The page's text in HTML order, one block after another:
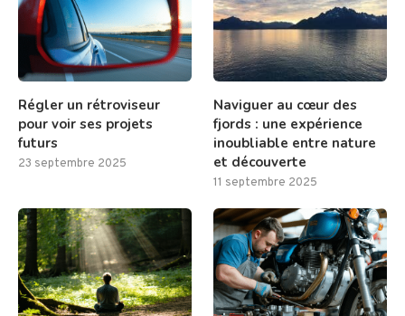
Régler un rétroviseur
pour voir ses projets
futurs
23 septembre 2025
Naviguer au cœur des
fjords : une expérience
inoubliable entre nature
et découverte
11 septembre 2025